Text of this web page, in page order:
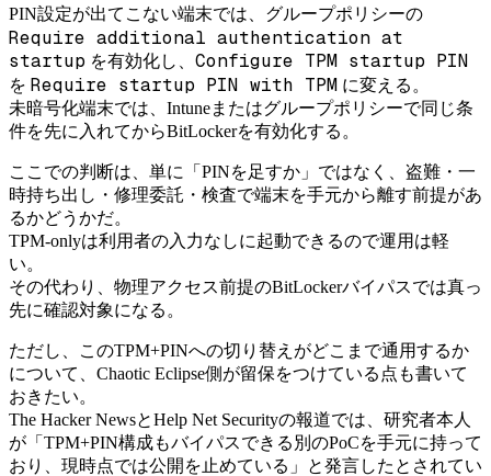
PIN設定が出てこない端末では、グループポリシーの
Require additional authentication at
startup を有効化し、 Configure TPM startup PIN
を Require startup PIN with TPM に変える。
未暗号化端末では、Intuneまたはグループポリシーで同じ条
件を先に入れてからBitLockerを有効化する。
ここでの判断は、単に「PINを足すか」ではなく、盗難・一
時持ち出し・修理委託・検査で端末を手元から離す前提があ
るかどうかだ。
TPM-onlyは利用者の入力なしに起動できるので運用は軽
い。
その代わり、物理アクセス前提のBitLockerバイパスでは真っ
先に確認対象になる。
ただし、このTPM+PINへの切り替えがどこまで通用するか
について、Chaotic Eclipse側が留保をつけている点も書いて
おきたい。
The Hacker NewsとHelp Net Securityの報道では、研究者本人
が「TPM+PIN構成もバイパスできる別のPoCを手元に持って
おり、現時点では公開を止めている」と発言したとされてい